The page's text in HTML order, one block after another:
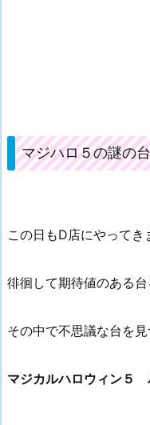
マジハロ５の謎の
この日もD店にやってき
徘徊して期待値のある
その中で不思議な台を見
マジカルハロウィン５